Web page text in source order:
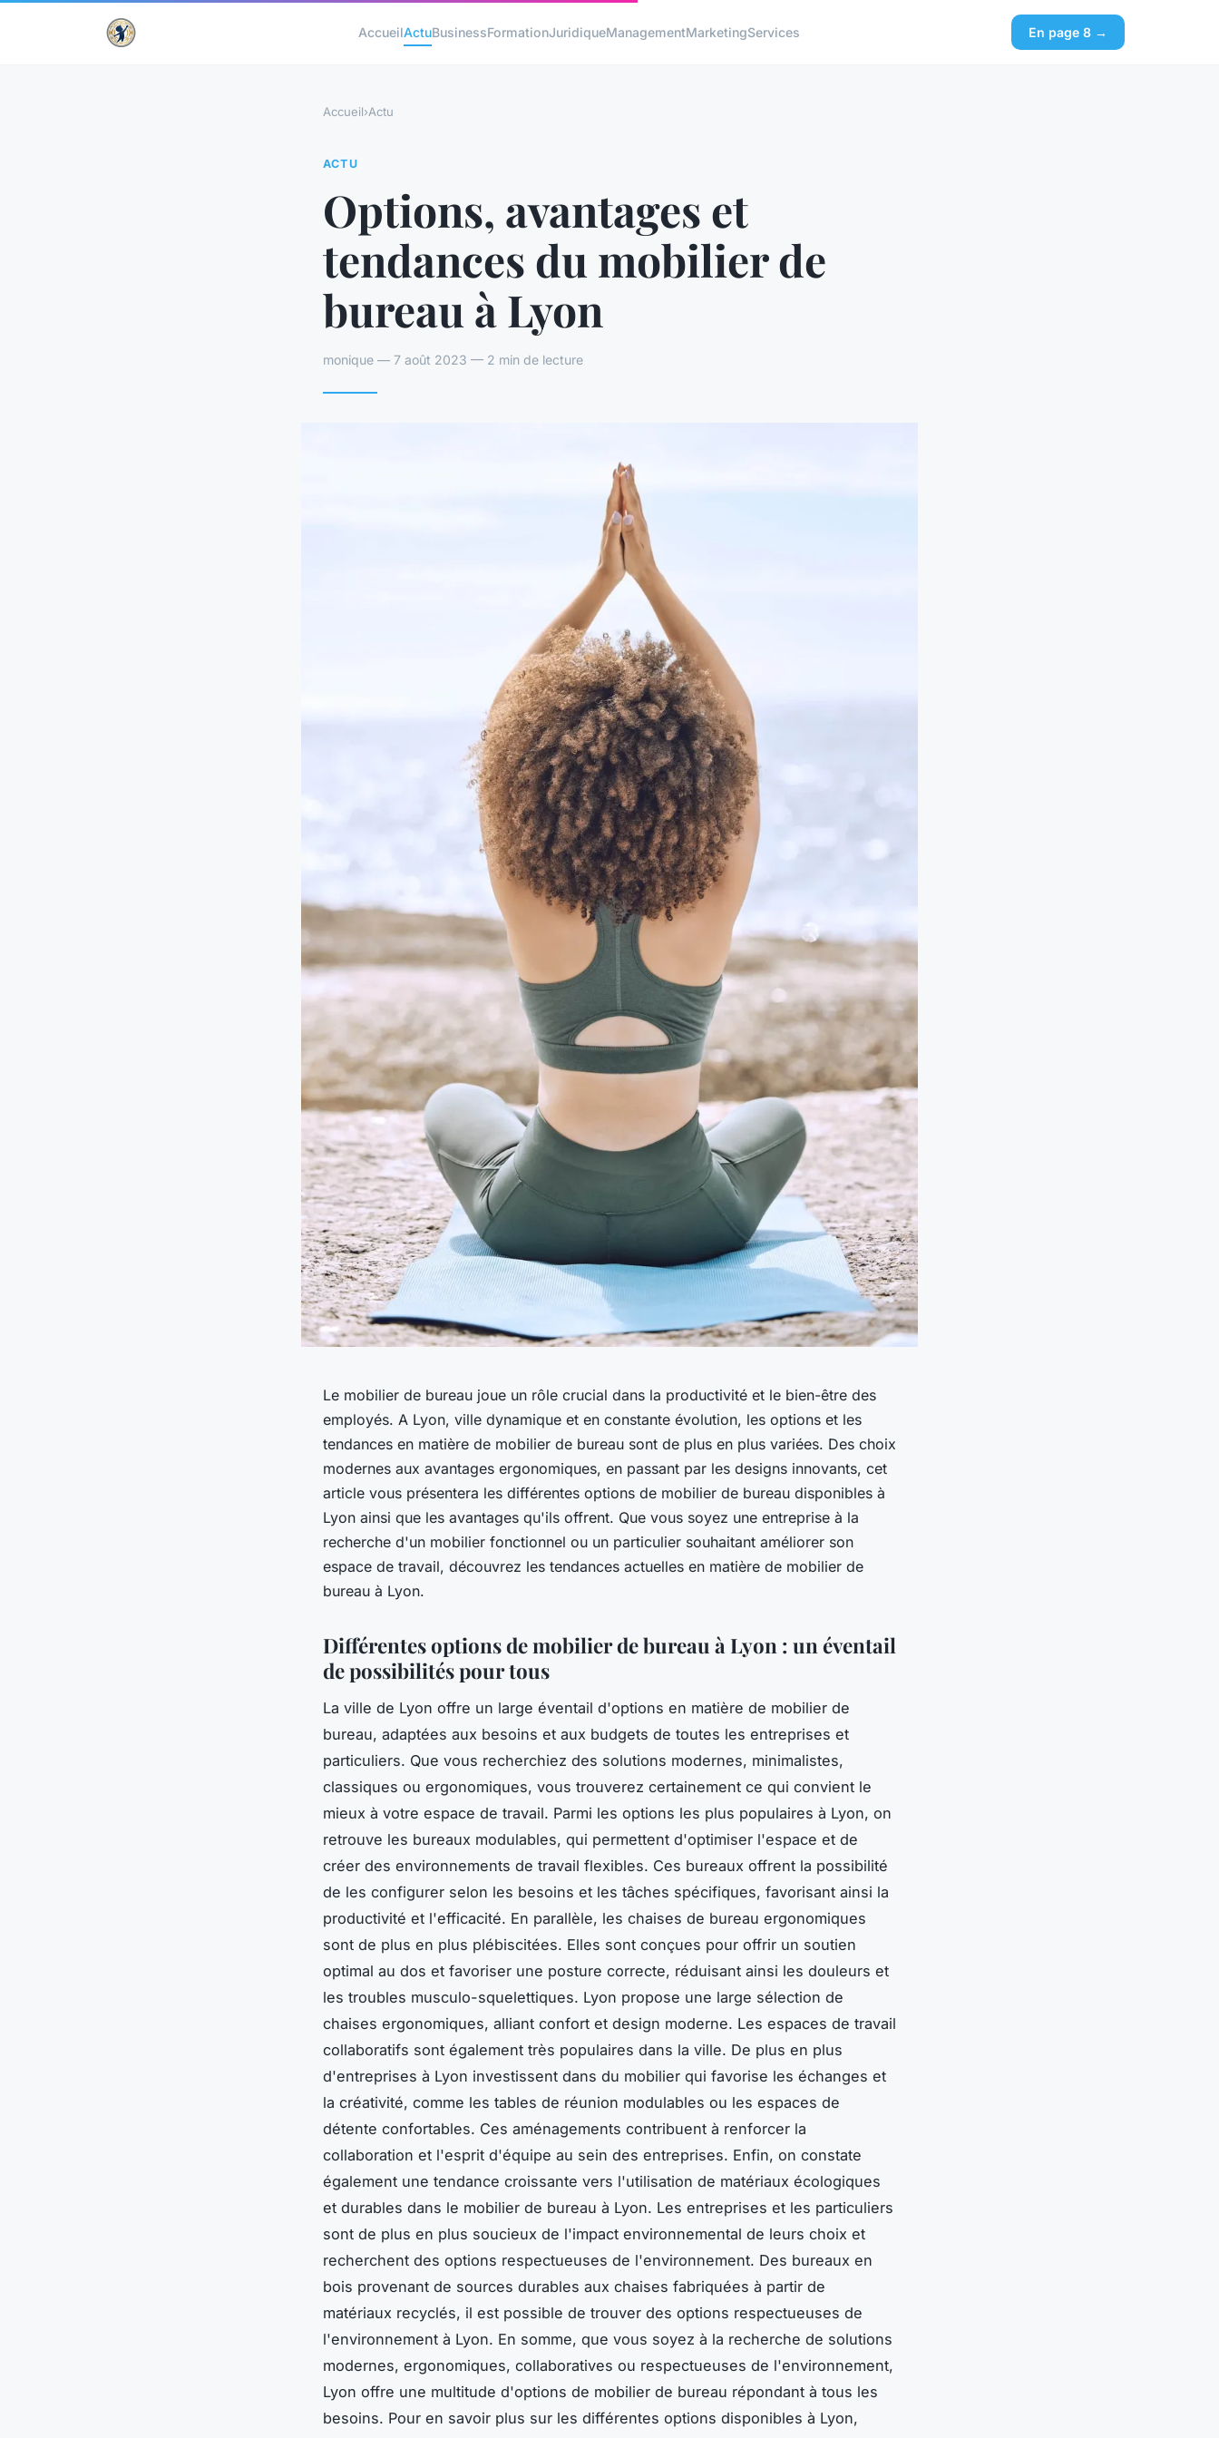
AccueilActuBusinessFormationJuridiqueManagementMarketingServices En page 8 →
Accueil›Actu
ACTU
Options, avantages et
tendances du mobilier de
bureau à Lyon
monique — 7 août 2023 — 2 min de lecture
Le mobilier de bureau joue un rôle crucial dans la productivité et le bien-être des
employés. A Lyon, ville dynamique et en constante évolution, les options et les
tendances en matière de mobilier de bureau sont de plus en plus variées. Des choix
modernes aux avantages ergonomiques, en passant par les designs innovants, cet
article vous présentera les différentes options de mobilier de bureau disponibles à
Lyon ainsi que les avantages qu'ils offrent. Que vous soyez une entreprise à la
recherche d'un mobilier fonctionnel ou un particulier souhaitant améliorer son
espace de travail, découvrez les tendances actuelles en matière de mobilier de
bureau à Lyon.
Différentes options de mobilier de bureau à Lyon : un éventail
de possibilités pour tous
La ville de Lyon offre un large éventail d'options en matière de mobilier de
bureau, adaptées aux besoins et aux budgets de toutes les entreprises et
particuliers. Que vous recherchiez des solutions modernes, minimalistes,
classiques ou ergonomiques, vous trouverez certainement ce qui convient le
mieux à votre espace de travail. Parmi les options les plus populaires à Lyon, on
retrouve les bureaux modulables, qui permettent d'optimiser l'espace et de
créer des environnements de travail flexibles. Ces bureaux offrent la possibilité
de les configurer selon les besoins et les tâches spécifiques, favorisant ainsi la
productivité et l'efficacité. En parallèle, les chaises de bureau ergonomiques
sont de plus en plus plébiscitées. Elles sont conçues pour offrir un soutien
optimal au dos et favoriser une posture correcte, réduisant ainsi les douleurs et
les troubles musculo-squelettiques. Lyon propose une large sélection de
chaises ergonomiques, alliant confort et design moderne. Les espaces de travail
collaboratifs sont également très populaires dans la ville. De plus en plus
d'entreprises à Lyon investissent dans du mobilier qui favorise les échanges et
la créativité, comme les tables de réunion modulables ou les espaces de
détente confortables. Ces aménagements contribuent à renforcer la
collaboration et l'esprit d'équipe au sein des entreprises. Enfin, on constate
également une tendance croissante vers l'utilisation de matériaux écologiques
et durables dans le mobilier de bureau à Lyon. Les entreprises et les particuliers
sont de plus en plus soucieux de l'impact environnemental de leurs choix et
recherchent des options respectueuses de l'environnement. Des bureaux en
bois provenant de sources durables aux chaises fabriquées à partir de
matériaux recyclés, il est possible de trouver des options respectueuses de
l'environnement à Lyon. En somme, que vous soyez à la recherche de solutions
modernes, ergonomiques, collaboratives ou respectueuses de l'environnement,
Lyon offre une multitude d'options de mobilier de bureau répondant à tous les
besoins. Pour en savoir plus sur les différentes options disponibles à Lyon,